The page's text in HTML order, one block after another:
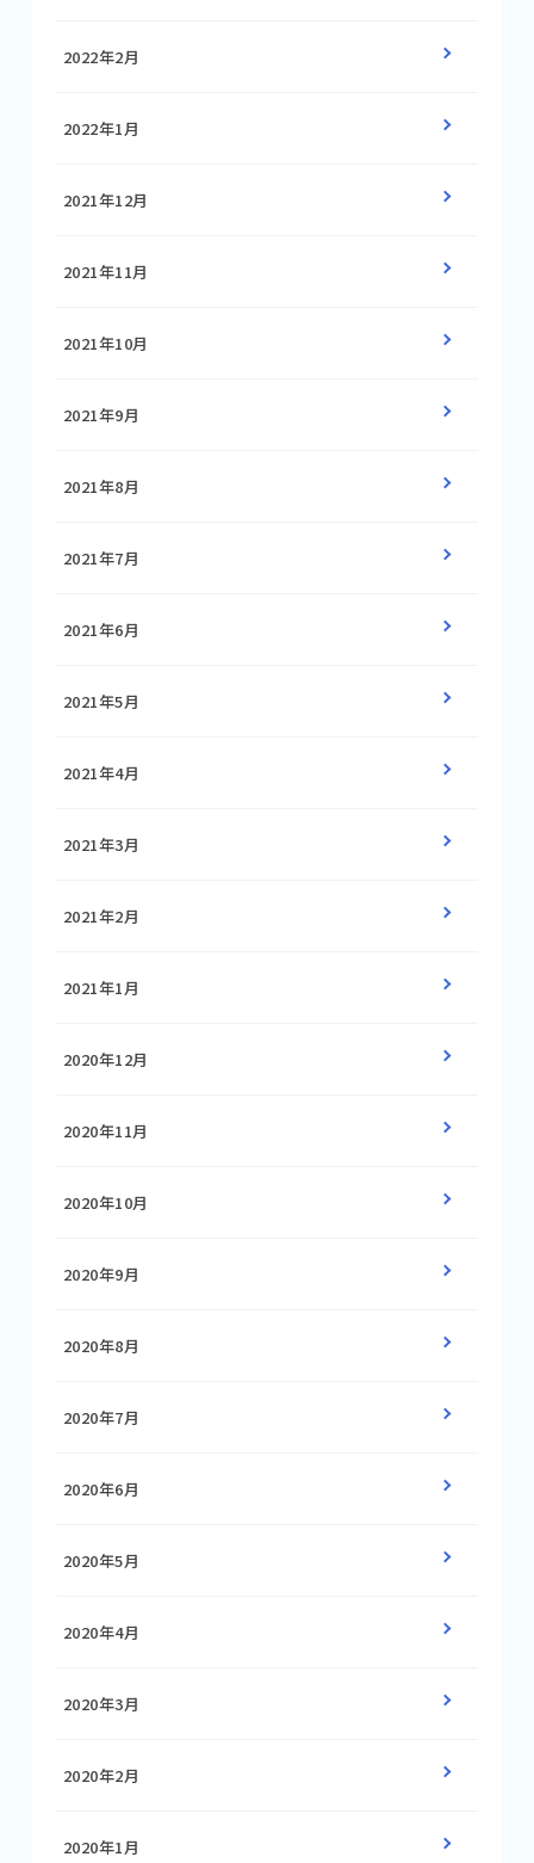
2022年2月
2022年1月
2021年12月
2021年11月
2021年10月
2021年9月
2021年8月
2021年7月
2021年6月
2021年5月
2021年4月
2021年3月
2021年2月
2021年1月
2020年12月
2020年11月
2020年10月
2020年9月
2020年8月
2020年7月
2020年6月
2020年5月
2020年4月
2020年3月
2020年2月
2020年1月